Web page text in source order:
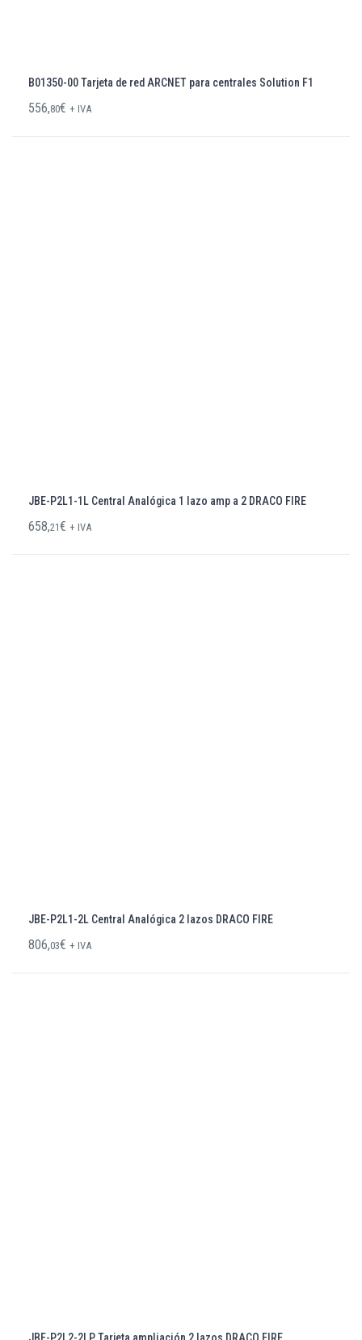
B01350-00 Tarjeta de red ARCNET para centrales Solution F1
556,80€ + IVA
JBE-P2L1-1L Central Analógica 1 lazo amp a 2 DRACO FIRE
658,21€ + IVA
JBE-P2L1-2L Central Analógica 2 lazos DRACO FIRE
806,03€ + IVA
JBE-P2L2-2LP Tarjeta ampliación 2 lazos DRACO FIRE